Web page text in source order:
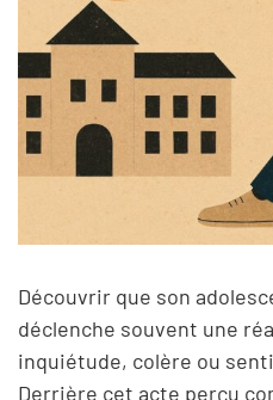
Découvrir que son
déclenche souvent une
inquiétude, colère ou
Derrière cet acte perçu